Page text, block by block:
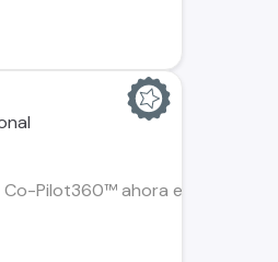
Pilot360™ ahora es